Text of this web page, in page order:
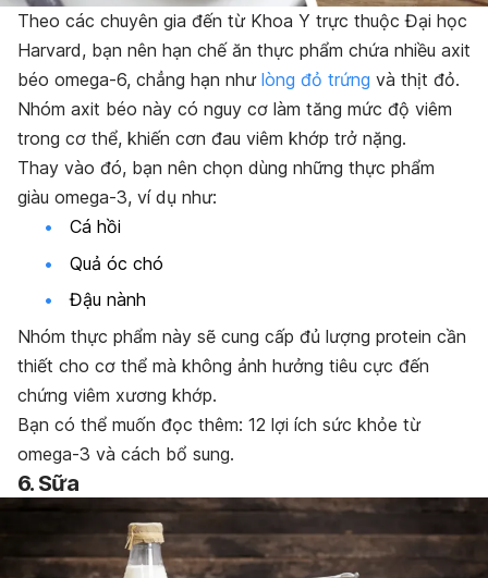
Theo các chuyên gia đến từ Khoa Y trực thuộc Đại học
Harvard, bạn nên hạn chế ăn thực phẩm chứa nhiều axit
béo omega-6, chẳng hạn như lòng đỏ trứng và thịt đỏ.
Nhóm axit béo này có nguy cơ làm tăng mức độ viêm
trong cơ thể, khiến cơn đau viêm khớp trở nặng.
Thay vào đó, bạn nên chọn dùng những thực phẩm
giàu omega-3, ví dụ như:
Cá hồi
Quả óc chó
Đậu nành
Nhóm thực phẩm này sẽ cung cấp đủ lượng protein cần
thiết cho cơ thể mà không ảnh hưởng tiêu cực đến
chứng viêm xương khớp.
Bạn có thể muốn đọc thêm: 12 lợi ích sức khỏe từ
omega-3 và cách bổ sung.
6. Sữa